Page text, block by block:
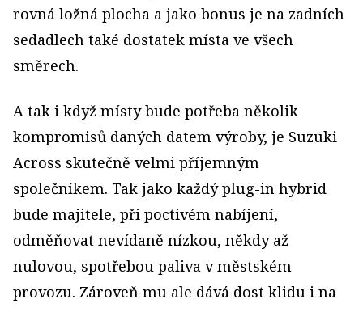
rovná ložná plocha a jako bonus je na zadních
sedadlech také dostatek místa ve všech
směrech.
A tak i když místy bude potřeba několik
kompromisů daných datem výroby, je Suzuki
Across skutečně velmi příjemným
společníkem. Tak jako každý plug-in hybrid
bude majitele, při poctivém nabíjení,
odměňovat nevídaně nízkou, někdy až
nulovou, spotřebou paliva v městském
provozu. Zároveň mu ale dává dost klidu i na